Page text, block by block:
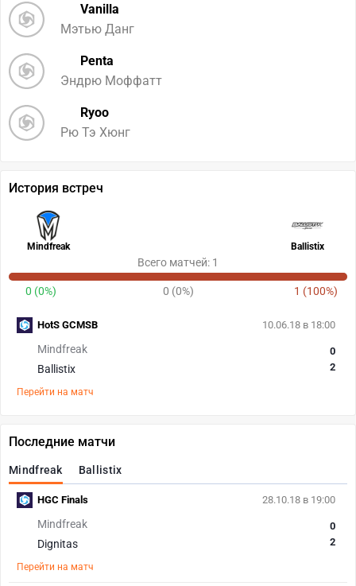
Vanilla
Мэтью Данг
Penta
Эндрю Моффатт
Ryoo
Рю Тэ Хюнг
История встреч
Mindfreak Ballistix
Всего матчей: 1
0 (0%) 0 (0%) 1 (100%)
10.06.18 в 18:00
Mindfreak
Ballistix
0
2
Перейти на матч
HotS GCMSB
Последние матчи
Mindfreak Ballistix
28.10.18 в 19:00
Mindfreak
Dignitas
0
2
Перейти на матч
HGC Finals